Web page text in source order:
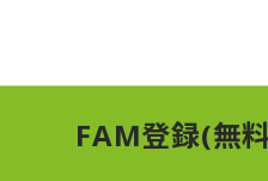
策的観点から検証する。量子技
参考になれば幸いである。
術の今後 シリーズ第１
「量子」の特性を利用した量
の飛躍的な進展に伴い、各国
FAM登録(無